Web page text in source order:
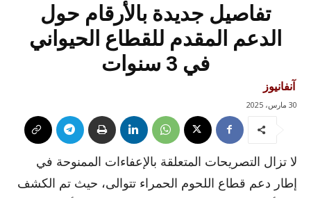
تفاصيل جديدة بالأرقام حول
الدعم المقدم للقطاع الحيواني
في 3 سنوات
آنفانيوز
30 مارس، 2025
لا تزال التصريحات المتعلقة بالإعفاءات الممنوحة في
إطار دعم قطاع اللحوم الحمراء تتوالى، حيث تم الكشف